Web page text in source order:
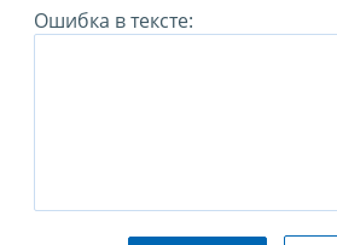
Ошибка в тексте: